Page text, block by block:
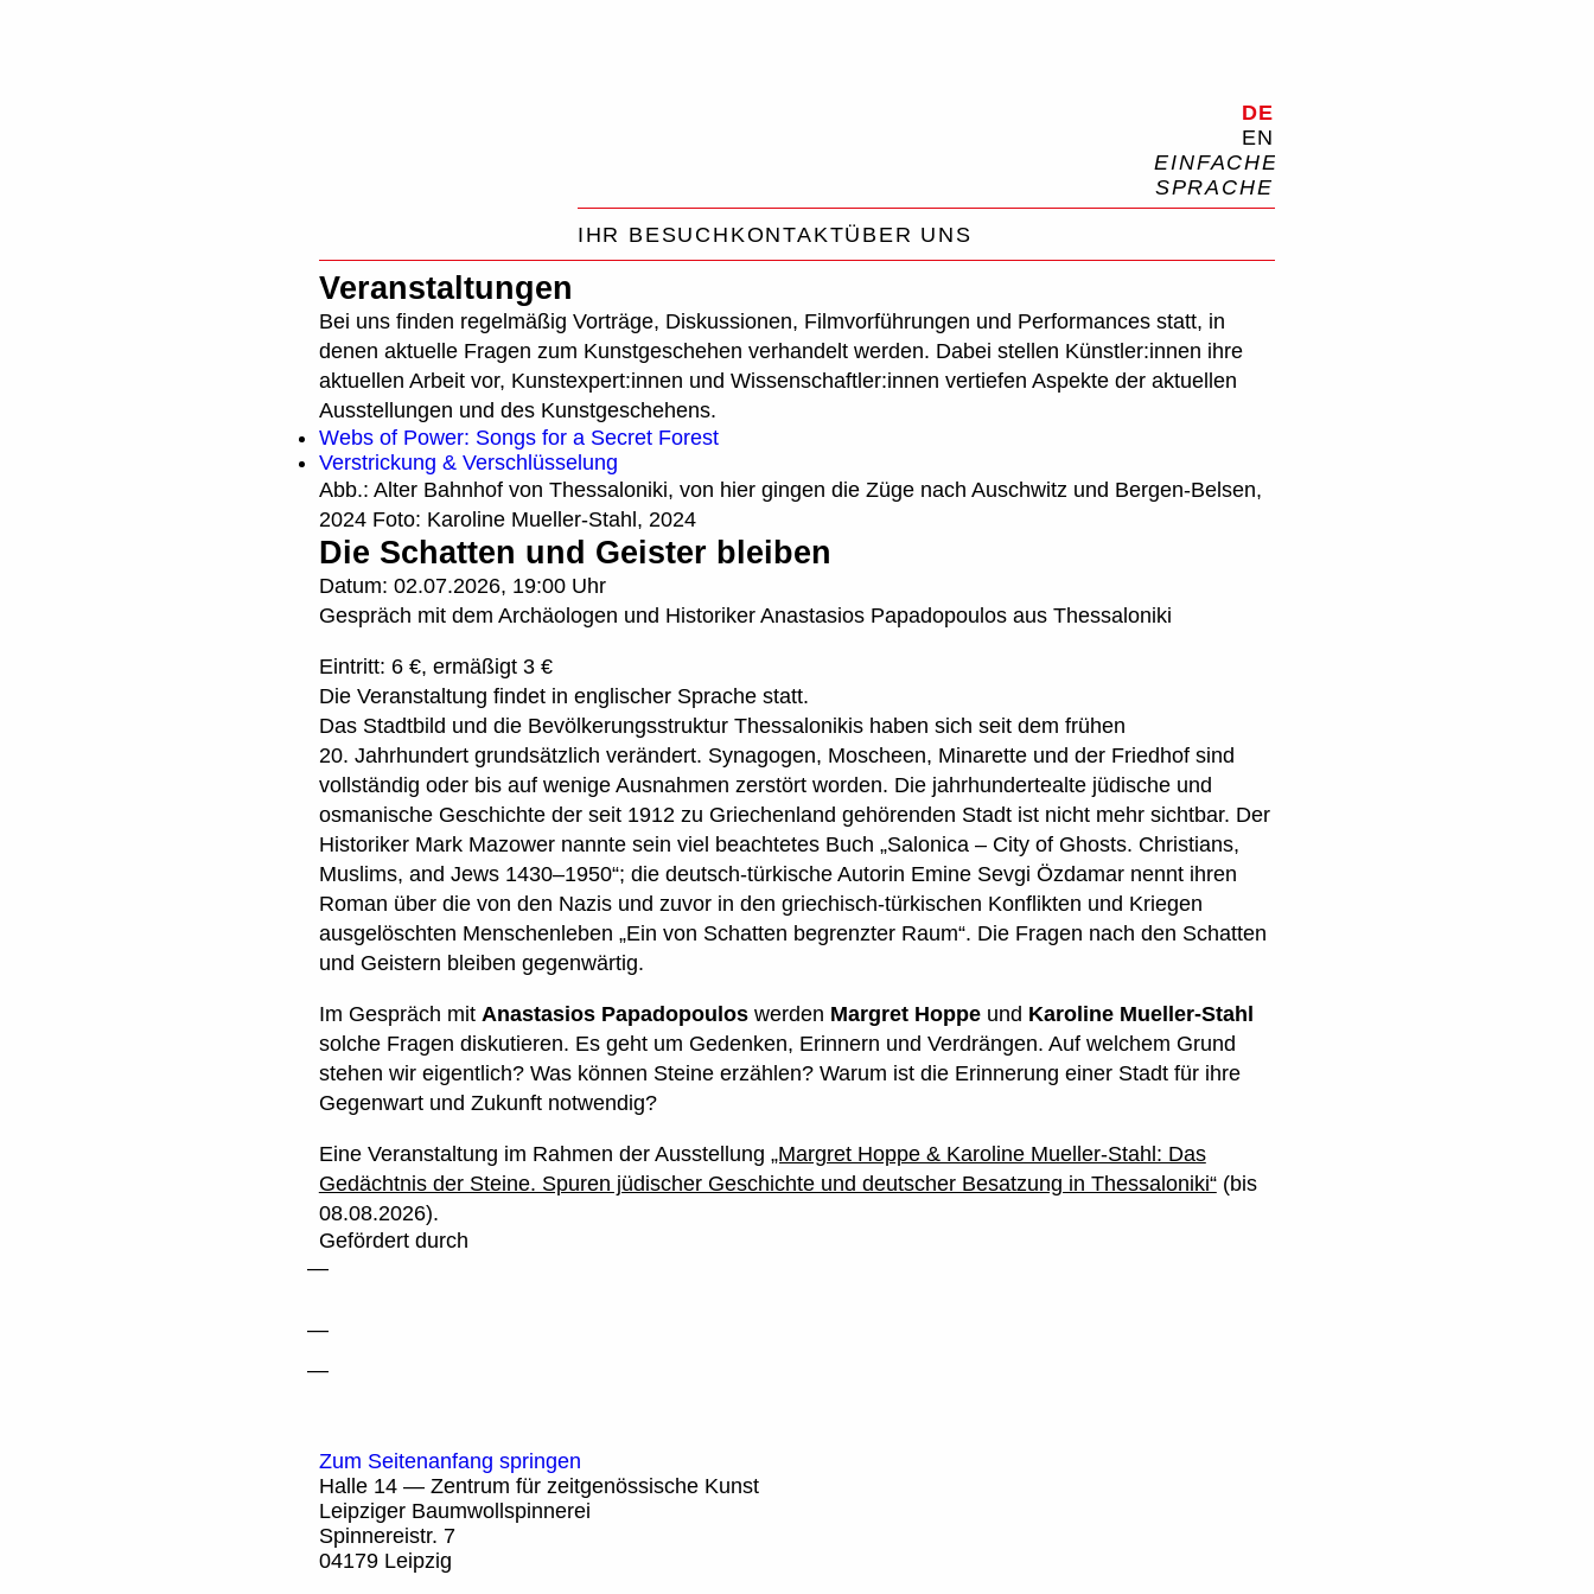
DE
EN
EINFACHE
SPRACHE
IHR BESUCH KONTAKTÜBER UNS
Veranstaltungen
Bei uns finden regelmäßig Vorträge, Diskussionen, Filmvorführungen und Performances statt, in
denen aktuelle Fragen zum Kunstgeschehen verhandelt werden. Dabei stellen Künstler:innen ihre
aktuellen Arbeit vor, Kunstexpert:innen und Wissenschaftler:innen vertiefen Aspekte der aktuellen
Ausstellungen und des Kunstgeschehens.
Webs of Power: Songs for a Secret Forest
Verstrickung & Verschlüsselung
Abb.: Alter Bahnhof von Thessaloniki, von hier gingen die Züge nach Auschwitz und Bergen-Belsen,
2024 Foto: Karoline Mueller-Stahl, 2024
Die Schatten und Geister bleiben
Datum: 02.07.2026, 19:00 Uhr
Gespräch mit dem Archäologen und Historiker Anastasios Papadopoulos aus Thessaloniki
Eintritt: 6 €, ermäßigt 3 €
Die Veranstaltung findet in englischer Sprache statt.
Das Stadtbild und die Bevölkerungsstruktur Thessalonikis haben sich seit dem frühen
20. Jahrhundert grundsätzlich verändert. Synagogen, Moscheen, Minarette und der Friedhof sind
vollständig oder bis auf wenige Ausnahmen zerstört worden. Die jahrhundertealte jüdische und
osmanische Geschichte der seit 1912 zu Griechenland gehörenden Stadt ist nicht mehr sichtbar. Der
Historiker Mark Mazower nannte sein viel beachtetes Buch „Salonica – City of Ghosts. Christians,
Muslims, and Jews 1430–1950“; die deutsch-türkische Autorin Emine Sevgi Özdamar nennt ihren
Roman über die von den Nazis und zuvor in den griechisch-türkischen Konflikten und Kriegen
ausgelöschten Menschenleben „Ein von Schatten begrenzter Raum“. Die Fragen nach den Schatten
und Geistern bleiben gegenwärtig.
Im Gespräch mit Anastasios Papadopouloswerden Margret Hoppeund Karoline Mueller-Stahl
solche Fragen diskutieren. Es geht um Gedenken, Erinnern und Verdrängen. Auf welchem Grund
stehen wir eigentlich? Was können Steine erzählen? Warum ist die Erinnerung einer Stadt für ihre
Gegenwart und Zukunft notwendig?
Eine Veranstaltung im Rahmen der Ausstellung „Margret Hoppe & Karoline Mueller-Stahl: Das
Gedächtnis der Steine. Spuren jüdischer Geschichte und deutscher Besatzung in Thessaloniki“(bis
08.08.2026).
Gefördert durch
Zum Seitenanfang springen
Halle 14 — Zentrum für zeitgenössische Kunst
Leipziger Baumwollspinnerei
Spinnereistr. 7
04179 Leipzig